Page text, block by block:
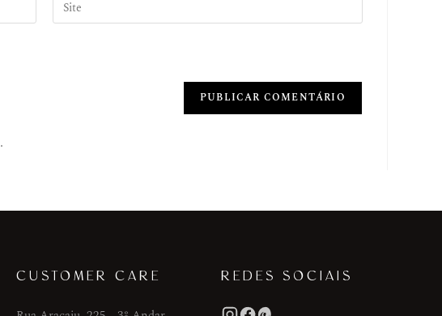
.
CUSTOMER CARE REDES SOCIAIS